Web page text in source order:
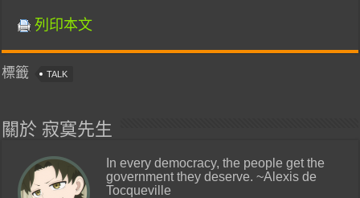
列印本文
標籤 TALK
關於 寂寞先生
In every democracy, the people get the
government they deserve. ~Alexis de
Tocqueville